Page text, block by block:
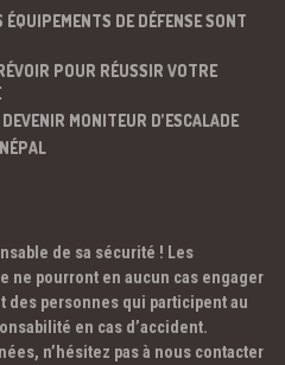
DE DÉFENSE SONT
POUR RÉUSSIR VOTRE
MONITEUR D’ESCALADE
de sa sécurité ! Les
ne pourront en aucun cas engager
des personnes qui participent au
en cas d’accident.
n’hésitez pas à nous contacter